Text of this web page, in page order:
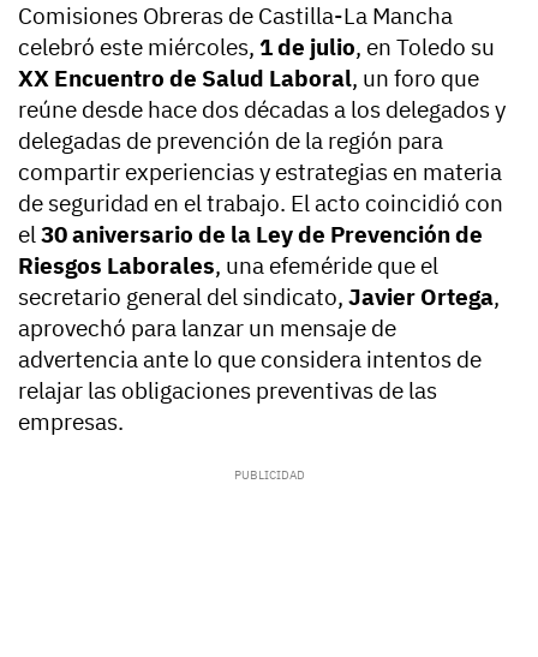
Comisiones Obreras de Castilla-La Mancha
celebró este miércoles, 1 de julio, en Toledo su
XX Encuentro de Salud Laboral, un foro que
reúne desde hace dos décadas a los delegados y
delegadas de prevención de la región para
compartir experiencias y estrategias en materia
de seguridad en el trabajo. El acto coincidió con
el30 aniversario de la Ley de Prevención de
Riesgos Laborales, una efeméride que el
secretario general del sindicato, Javier Ortega,
aprovechó para lanzar un mensaje de
advertencia ante lo que considera intentos de
relajar las obligaciones preventivas de las
empresas.